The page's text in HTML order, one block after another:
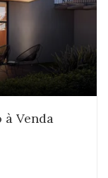
Venda